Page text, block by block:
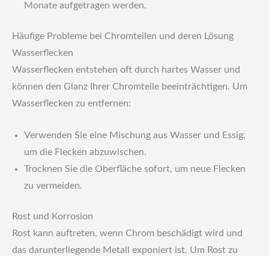
Monate aufgetragen werden.
Häufige Probleme bei Chromteilen und deren Lösung
Wasserflecken
Wasserflecken entstehen oft durch hartes Wasser und
können den Glanz Ihrer Chromteile beeinträchtigen. Um
Wasserflecken zu entfernen:
Verwenden Sie eine Mischung aus Wasser und Essig,
um die Flecken abzuwischen.
Trocknen Sie die Oberfläche sofort, um neue Flecken
zu vermeiden.
Rost und Korrosion
Rost kann auftreten, wenn Chrom beschädigt wird und
das darunterliegende Metall exponiert ist. Um Rost zu